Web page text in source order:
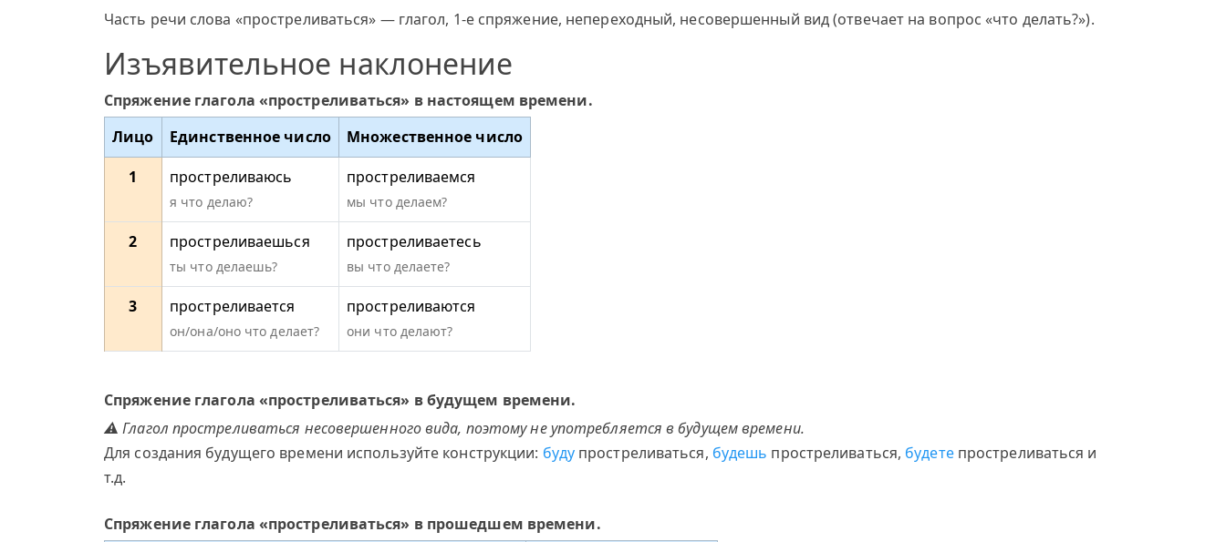
Часть речи слова «простреливаться» — глагол, 1-е спряжение, непереходный, несовершенный вид (отвечает на вопрос «что делать?»).
Изъявительное наклонение
Спряжение глагола «простреливаться» в настоящем времени.
Лицо
Единственное число
Множественное число
1
простреливаюсь
я что делаю?
простреливаемся
мы что делаем?
2 простреливаешься
ты что делаешь?
простреливаетесь
вы что делаете?
3 простреливается
он/она/оно что делает?
простреливаются
они что делают?
Спряжение глагола «простреливаться» в будущем времени.
⚠ Глагол простреливаться несовершенного вида, поэтому не употребляется в будущем времени.
Для создания будущего времени используйте конструкции: будупростреливаться, будешь простреливаться, будетепростреливаться и
т.д.
Спряжение глагола «простреливаться» в прошедшем времени.